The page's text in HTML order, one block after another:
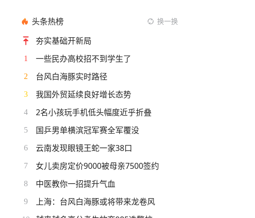
头条热榜 换一换
夯实基础开新局
1 一些民办高校招不到学生了
2 台风白海豚实时路径
3 我国外贸延续良好增长态势
4 2名小孩玩手机低头幅度近乎折叠
5 国乒男单横滨冠军赛全军覆没
6 云南发现眼镜王蛇一家38口
7 女儿卖房定价9000被母亲7500签约
8 中医教你一招提升气血
9 上海：台风白海豚或将带来龙卷风